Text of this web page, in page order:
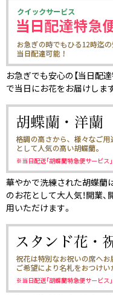
お急ぎでも安心の【当日配
で当日にお花をお届けしま
華やかで洗練された胡蝶蘭
のお花として大人気！開業、
用いただけます。